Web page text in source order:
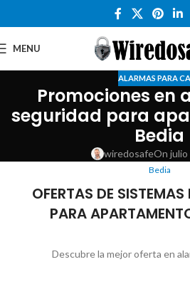
MENU
ALARMAS PARA
Promociones en
seguridad para
Bedia
wiredosafeOn julio
Bedia
OFERTAS DE SISTEMAS
PARA
Descubre la mejor oferta en